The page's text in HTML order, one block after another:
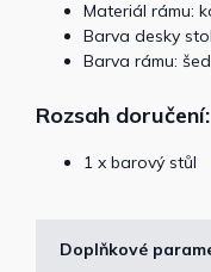
Materiál rámu:
Barva desky
Barva rámu:
Rozsah doručení:
1 x barový stůl
Doplňkové